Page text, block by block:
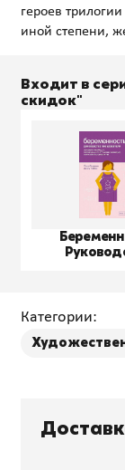
героев
Входит в
скидок"
Категории: